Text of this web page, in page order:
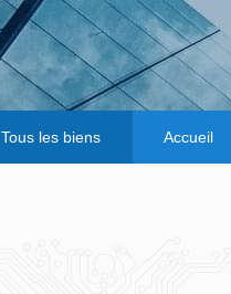
Tous les biens Accueil